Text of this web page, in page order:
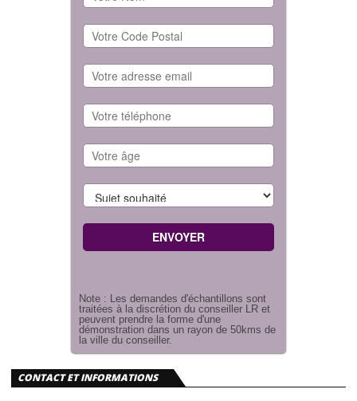
Note : Les demandes d'échantillons sont
traitées à la discrétion du conseiller LR et
peuvent prendre la forme d'une
démonstration dans un rayon de 50kms de
la ville du conseiller.
CONTACT ET INFORMATIONS